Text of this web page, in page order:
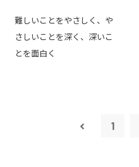
難しいことをやさしく、や
さしいことを深く、深いこ
とを面白く
1